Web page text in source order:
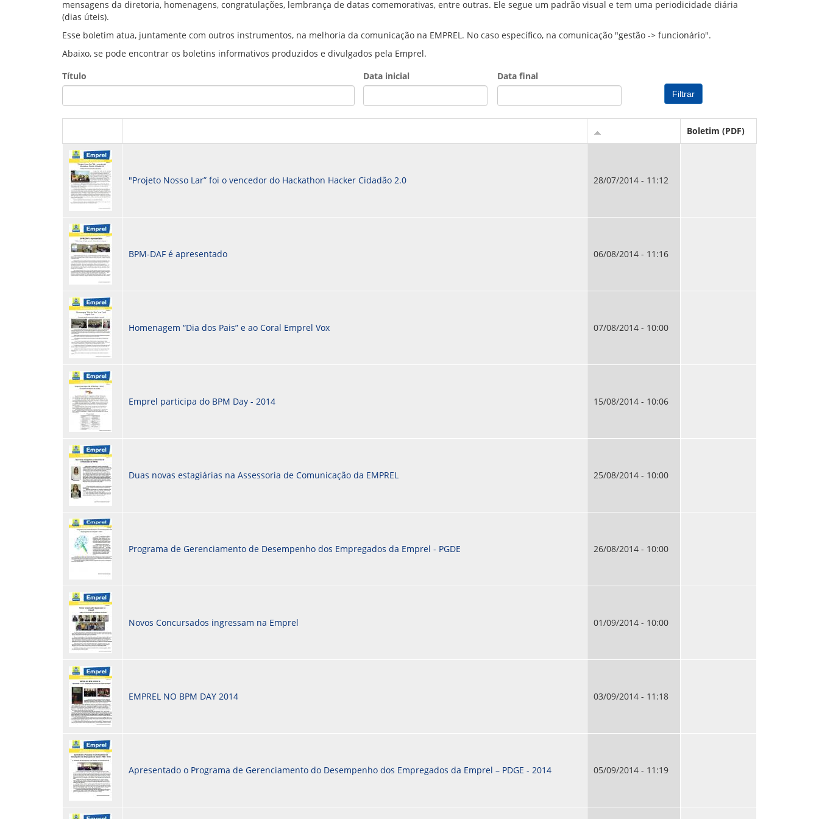
GOVERNANÇA
PPP - PERFIL PROFISSIOGRÁFICO PREVIDENCIÁRIO
PROGRAMA DE ESTAGIÁRIO
SAÚDE DO TRABALHADOR
MODELO
PUBLICAÇÕES
PORTARIAS
DIVERSOS
CHAMAMENTOS PÚBLICOS
TERMOS
mensagens da diretoria, homenagens, congratulações, lembrança de datas comemorativas, entre outras. Ele segue um padrão visual e tem uma periodicidade diária
(dias úteis).
Esse boletim atua, juntamente com outros instrumentos, na melhoria da comunicação na EMPREL. No caso específico, na comunicação "gestão -> funcionário".
Abaixo, se pode encontrar os boletins informativos produzidos e divulgados pela Emprel.
Título
Data inicial
Date
Data final
Date
Boletim (PDF)
"Projeto Nosso Lar” foi o vencedor do Hackathon Hacker Cidadão 2.0 28/07/2014 - 11:12
BPM-DAF é apresentado 06/08/2014 - 11:16
Homenagem “Dia dos Pais” e ao Coral Emprel Vox 07/08/2014 - 10:00
Emprel participa do BPM Day - 2014 15/08/2014 - 10:06
Duas novas estagiárias na Assessoria de Comunicação da EMPREL 25/08/2014 - 10:00
Programa de Gerenciamento de Desempenho dos Empregados da Emprel - PGDE 26/08/2014 - 10:00
Novos Concursados ingressam na Emprel 01/09/2014 - 10:00
EMPREL NO BPM DAY 2014 03/09/2014 - 11:18
Apresentado o Programa de Gerenciamento do Desempenho dos Empregados da Emprel – PDGE - 2014 05/09/2014 - 11:19